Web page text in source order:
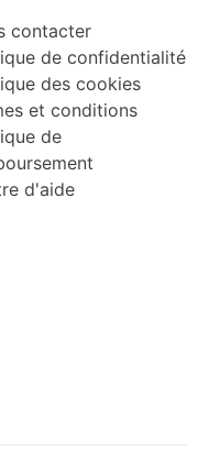
contacter
de confidentialité
des cookies
et conditions
de
d'aide